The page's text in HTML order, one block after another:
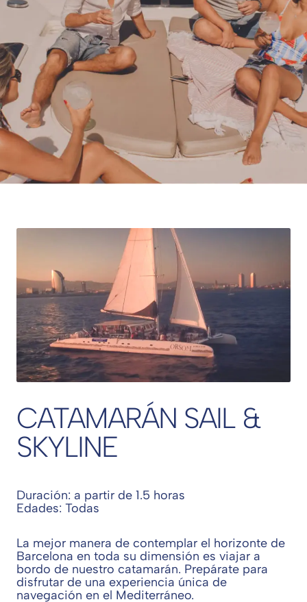
CATAMARÁN SAIL &
SKYLINE
Duración: a partir de 1.5 horas
Edades: Todas
La mejor manera de contemplar el horizonte de
Barcelona en toda su dimensión es viajar a
bordo de nuestro catamarán. Prepárate para
disfrutar de una experiencia única de
navegación en el Mediterráneo.